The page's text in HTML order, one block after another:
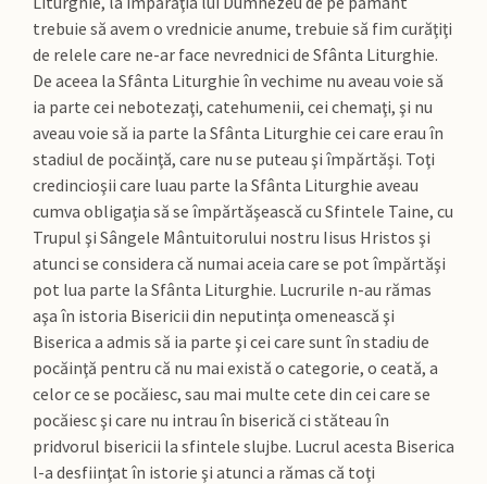
trebuie să avem o vrednicie anume, trebuie să fim curăţiţi
de relele care ne-ar face nevrednici de Sfânta Liturghie.
De aceea la Sfânta Liturghie în vechime nu aveau voie să
ia parte cei nebotezaţi, catehumenii, cei chemaţi, şi nu
aveau voie să ia parte la Sfânta Liturghie cei care erau în
stadiul de pocăinţă, care nu se puteau şi împărtăşi. Toţi
credincioşii care luau parte la Sfânta Liturghie aveau
cumva obligaţia să se împărtăşească cu Sfintele Taine, cu
Trupul şi Sângele Mântuitorului nostru Iisus Hristos şi
atunci se considera că numai aceia care se pot împărtăşi
pot lua parte la Sfânta Liturghie. Lucrurile n-au rămas
aşa în istoria Bisericii din neputinţa omenească şi
Biserica a admis să ia parte şi cei care sunt în stadiu de
pocăinţă pentru că nu mai există o categorie, o ceată, a
celor ce se pocăiesc, sau mai multe cete din cei care se
pocăiesc şi care nu intrau în biserică ci stăteau în
pridvorul bisericii la sfintele slujbe. Lucrul acesta Biserica
l-a desfiinţat în istorie şi atunci a rămas că toţi